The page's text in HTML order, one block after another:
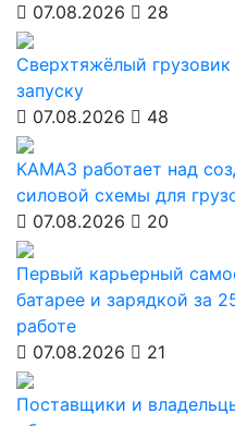
07.08.2026
28
Сверхтяжёлый
запуску
07.08.2026
48
КАМАЗ работает над
силовой схемы для
07.08.2026
20
Первый карьерный
батарее и зарядкой за
работе
07.08.2026
21
Поставщики и